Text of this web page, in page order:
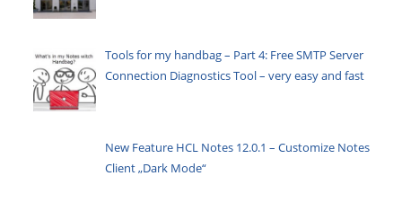
Tools for my handbag – Part 4: Free SMTP Server
Connection Diagnostics Tool – very easy and fast
New Feature HCL Notes 12.0.1 – Customize Notes
Client „Dark Mode“